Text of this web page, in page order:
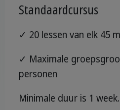
Standaardcursus
✓ 20 lessen van elk 45
✓ Maximale
personen
Minimale duur is 1 week.